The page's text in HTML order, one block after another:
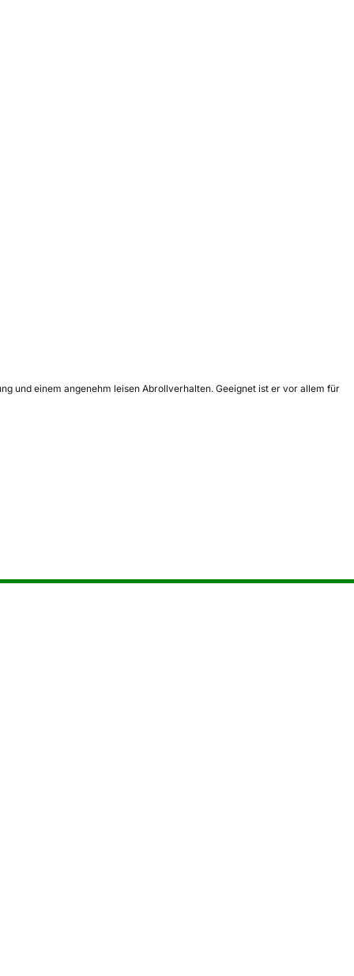
und einem angenehm leisen Abrollverhalten. Geeignet ist er vor allem für